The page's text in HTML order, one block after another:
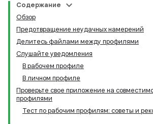
Содержание
Обзор
Предотвращение неудачных намерений
Делитесь файлами между профилями
Слушайте уведомления
В рабочем профиле
В личном профиле
Проверьте свое приложение на
профилями
Тест по рабочим профилям: советы и